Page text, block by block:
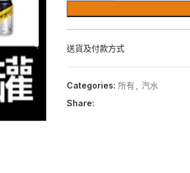
送貨及付款方式
Categories: 所有
汽水
Share: